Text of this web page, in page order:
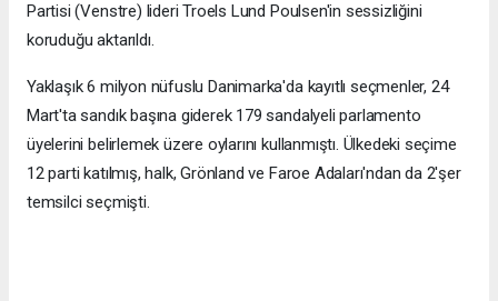
Partisi (Venstre) lideri Troels Lund Poulsen'in sessizliğini
koruduğu aktarıldı.
Yaklaşık 6 milyon nüfuslu Danimarka'da kayıtlı seçmenler, 24
Mart'ta sandık başına giderek 179 sandalyeli parlamento
üyelerini belirlemek üzere oylarını kullanmıştı. Ülkedeki seçime
12 parti katılmış, halk, Grönland ve Faroe Adaları'ndan da 2'şer
temsilci seçmişti.